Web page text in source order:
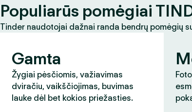
Populiarūs pomėgiai
Tinder naudotojai dažnai randa bendrų pomėgių
Gamta
Žygiai pėsčiomis, važiavimas
dviračiu, vaikščiojimas, buvimas
lauke dėl bet kokios priežasties.